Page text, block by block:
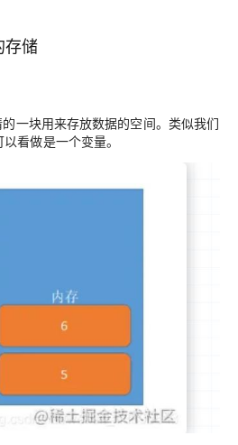
存储
一块用来存放数据的空间。类似我们
看做是一个变量。